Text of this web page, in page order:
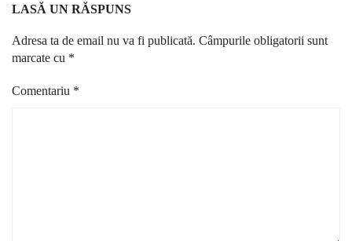
LASĂ UN RĂSPUNS
Adresa ta de email nu va fi publicată. Câmpurile obligatorii sunt
marcate cu *
Comentariu *